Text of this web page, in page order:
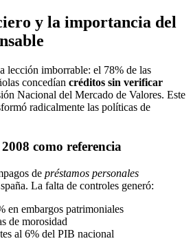
y la importancia del
lección imborrable: el 78% de las
concedían créditos sin verificar
Nacional del Mercado de Valores. Este
radicalmente las políticas de
como referencia
de préstamos personales
La falta de controles generó:
en embargos patrimoniales
de morosidad
al 6% del PIB nacional